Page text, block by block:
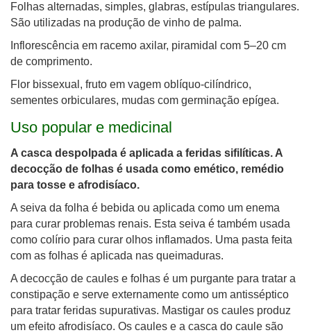
Folhas alternadas, simples, glabras, estípulas triangulares.
São utilizadas na produção de vinho de palma.
Inflorescência em racemo axilar, piramidal com 5–20 cm
de comprimento.
Flor bissexual, fruto em vagem oblíquo-cilíndrico,
sementes orbiculares, mudas com germinação epígea.
Uso popular e medicinal
A casca despolpada é aplicada a feridas sifilíticas. A
decocção de folhas é usada como emético, remédio
para tosse e afrodisíaco.
A seiva da folha é bebida ou aplicada como um enema
para curar problemas renais. Esta seiva é também usada
como colírio para curar olhos inflamados. Uma pasta feita
com as folhas é aplicada nas queimaduras.
A decocção de caules e folhas é um purgante para tratar a
constipação e serve externamente como um antisséptico
para tratar feridas supurativas. Mastigar os caules produz
um efeito afrodisíaco. Os caules e a casca do caule são